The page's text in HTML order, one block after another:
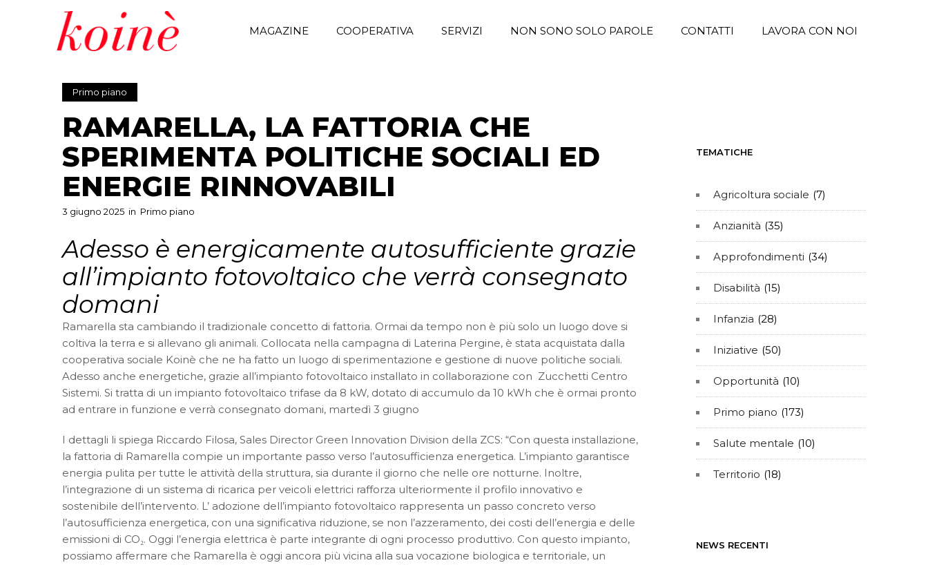
MAGAZINE COOPERATIVA SERVIZI NON SONO SOLO PAROLE CONTATTI LAVORA CON NOI
Primo piano
RAMARELLA, LA FATTORIA CHE
SPERIMENTA POLITICHE SOCIALI ED
ENERGIE RINNOVABILI
3 giugno 2025 in Primo piano
Adesso è energicamente autosufficiente grazie
all’impianto fotovoltaico che verrà consegnato
domani
Ramarella sta cambiando il tradizionale concetto di fattoria. Ormai da tempo non è più solo un luogo dove si
coltiva la terra e si allevano gli animali. Collocata nella campagna di Laterina Pergine, è stata acquistata dalla
cooperativa sociale Koinè che ne ha fatto un luogo di sperimentazione e gestione di nuove politiche sociali.
Adesso anche energetiche, grazie all’impianto fotovoltaico installato in collaborazione con Zucchetti Centro
Sistemi. Si tratta di un impianto fotovoltaico trifase da 8 kW, dotato di accumulo da 10 kWh che è ormai pronto
ad entrare in funzione e verrà consegnato domani, martedì 3 giugno
I dettagli li spiega Riccardo Filosa, Sales Director Green Innovation Division della ZCS: “Con questa installazione,
la fattoria di Ramarella compie un importante passo verso l’autosufficienza energetica. L’impianto garantisce
energia pulita per tutte le attività della struttura, sia durante il giorno che nelle ore notturne. Inoltre,
l’integrazione di un sistema di ricarica per veicoli elettrici rafforza ulteriormente il profilo innovativo e
sostenibile dell’intervento. L’ adozione dell’impianto fotovoltaico rappresenta un passo concreto verso
l’autosufficienza energetica, con una significativa riduzione, se non l’azzeramento, dei costi dell’energia e delle
emissioni di CO₂. Oggi l’energia elettrica è parte integrante di ogni processo produttivo. Con questo impianto,
possiamo affermare che Ramarella è oggi ancora più vicina alla sua vocazione biologica e territoriale, un
TEMATICHE
Agricoltura sociale (7)
Anzianità (35)
Approfondimenti (34)
Disabilità (15)
Infanzia (28)
Iniziative (50)
Opportunità (10)
Primo piano (173)
Salute mentale (10)
Territorio (18)
NEWS RECENTI